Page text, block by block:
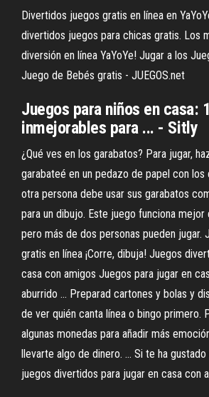
Divertidos juegos gratis en línea en
divertidos juegos para chicas gratis. Los
diversión en línea YaYoYe! Jugar a los
Juego de Bebés gratis - JUEGOS.net
Juegos para niños en casa:
inmejorables para ... - Sitly
¿Qué ves en los garabatos? Para jugar,
garabateé en un pedazo de papel con
otra persona debe usar sus garabatos
para un dibujo. Este juego funciona mejor
pero más de dos personas pueden jugar.
gratis en línea ¡Corre, dibuja! Juegos
casa con amigos Juegos para jugar en
aburrido ... Preparad cartones y bolas y
de ver quién canta línea o bingo primero.
algunas monedas para añadir más
llevarte algo de dinero. ... Si te ha
juegos divertidos para jugar en casa con